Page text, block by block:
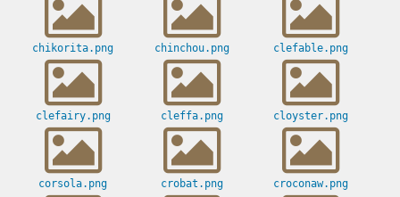
chikorita.png chinchou.png clefable.png
clefairy.png cleffa.png cloyster.png
corsola.png crobat.png croconaw.png